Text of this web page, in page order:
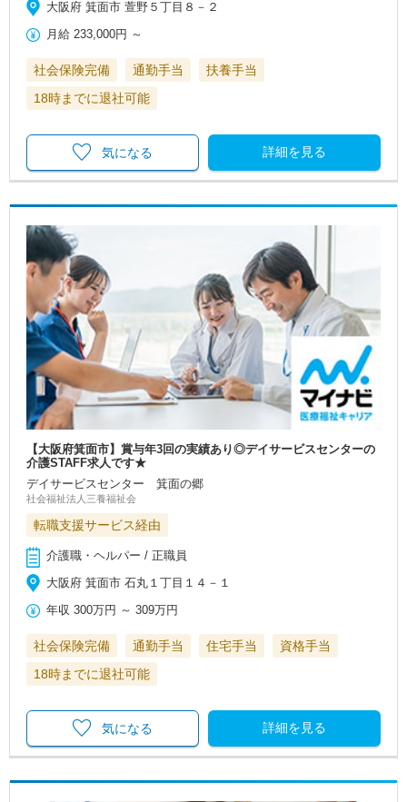
大阪府 箕面市 萱野５丁目８－２
月給 233,000円 ～
社会保険完備 通勤手当
扶養手当
18時までに退社可能
詳細を見る
気になる
【大阪府箕面市】賞与年3回の実績あり◎デイサービスセンターの
介護STAFF求人です★
デイサービスセンター 箕面の郷
社会福祉法人三養福祉会
転職支援サービス経由
介護職・ヘルパー / 正職員
大阪府 箕面市 石丸１丁目１４－１
年収 300万円 ～309万円
社会保険完備 通勤手当 住宅手当
資格手当
18時までに退社可能
詳細を見る
気になる